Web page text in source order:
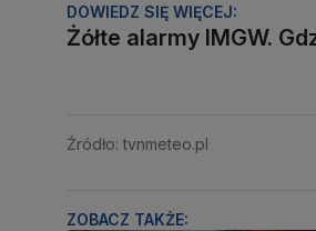
DOWIEDZ SIĘ WIĘCEJ:
Żółte alarmy IMGW.
Źródło: tvnmeteo.pl
ZOBACZ TAKŻE: